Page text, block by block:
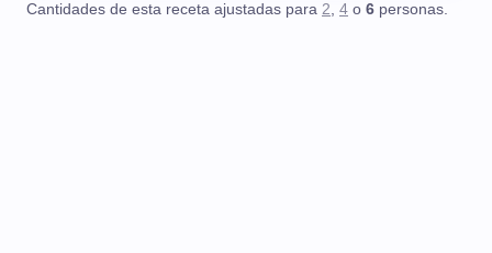
Cantidades de esta receta ajustadas para 2, 4 o 6 personas.